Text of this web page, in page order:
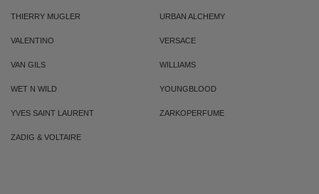
THIERRY MUGLER URBAN ALCHEMY
VALENTINO VERSACE
VAN GILS WILLIAMS
WET N WILD YOUNGBLOOD
YVES SAINT LAURENT ZARKOPERFUME
ZADIG & VOLTAIRE